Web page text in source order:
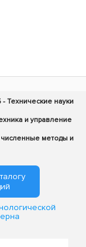
- Технические науки
и управление
численные методы и